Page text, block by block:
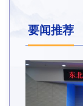
要闻推荐